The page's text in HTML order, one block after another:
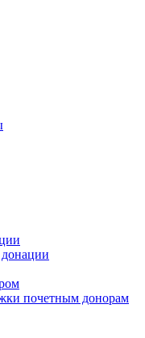
почетным донорам